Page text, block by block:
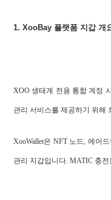
1. XooBay 플랫폼 지갑 개
XOO 생태계 전용 통합 계정
관리 서비스를 제공하기 위해
XooWallet은 NFT 노드, 에어
관리 지갑입니다. MATIC 충